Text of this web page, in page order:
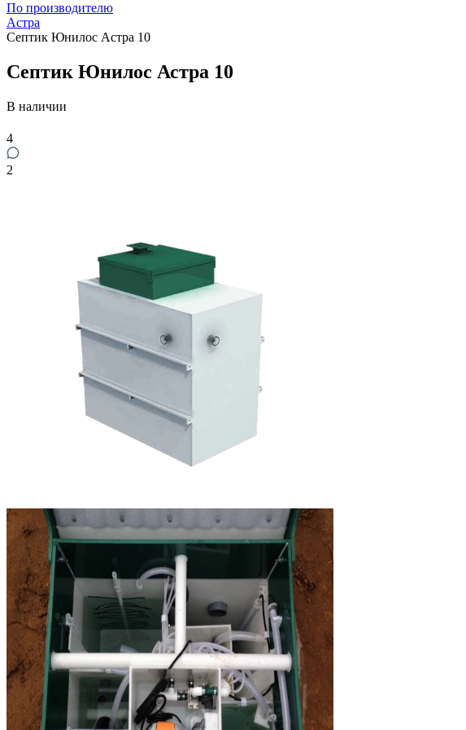
По производителю
Астра
Септик Юнилос Астра 10
Септик Юнилос Астра 10
В наличии
4
2